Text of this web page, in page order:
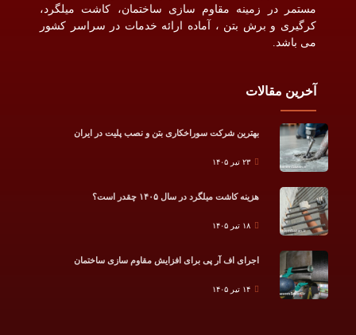
مستمر در زمینه مقاوم سازی ساختمان، کاشت میلگرد،
کرگیری و برش بتن ، آماده ارائه خدمات در سراسر کشور
می باشد.
آخرین مقالات
بهترین شرکت سوراخکاری بتن و نصب پلیت در ایران
۲۳ تیر ۱۴۰۵
هزینه کاشت میلگرد در سال ۱۴۰۵ چقدر است؟
۱۸ تیر ۱۴۰۵
اجرای اف آر پی برای افزایش مقاوم سازی ساختمان
۱۴ تیر ۱۴۰۵